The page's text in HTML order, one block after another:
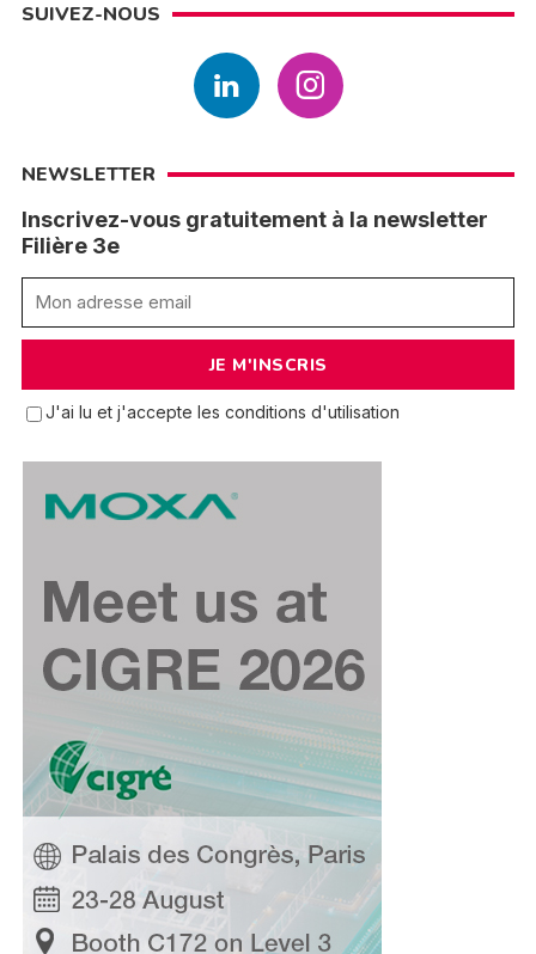
SUIVEZ-NOUS
NEWSLETTER
Inscrivez-vous gratuitement à la newsletter
Filière 3e
J'ai lu et j'accepte les conditions d'utilisation